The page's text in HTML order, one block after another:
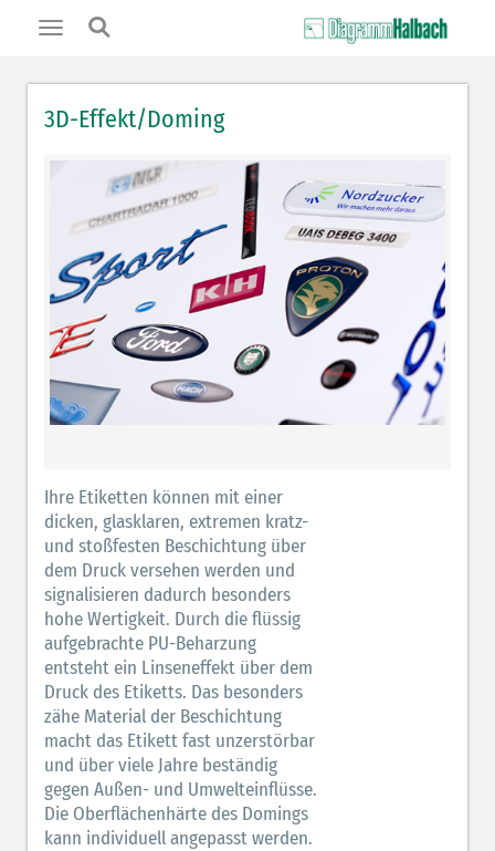
Toggle
3D-Effekt/Doming
Ihre Etiketten können mit einer
dicken, glasklaren, extremen kratz-
und stoßfesten Beschichtung über
dem Druck versehen werden und
signalisieren dadurch besonders
hohe Wertigkeit. Durch die flüssig
aufgebrachte PU-Beharzung
entsteht ein Linseneffekt über dem
Druck des Etiketts. Das besonders
zähe Material der Beschichtung
macht das Etikett fast unzerstörbar
und über viele Jahre beständig
gegen Außen- und Umwelteinflüsse.
Die Oberflächenhärte des Domings
kann individuell angepasst werden.